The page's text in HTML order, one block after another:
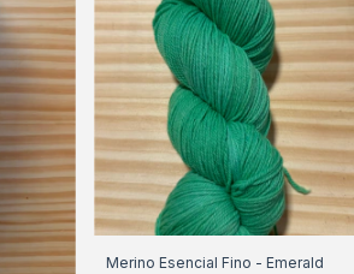
Merino Esencial Fino - Emerald